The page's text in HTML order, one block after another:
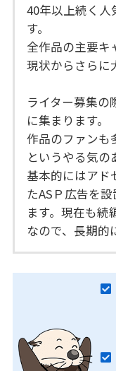
40年以上続く人
す。
全作品の主要キ
現状からさらに
ライター募集の
に集まります。
作品のファンも
というやる気の
基本的にはアド
たASＰ広告を
ます。現在も続
なので、長期的